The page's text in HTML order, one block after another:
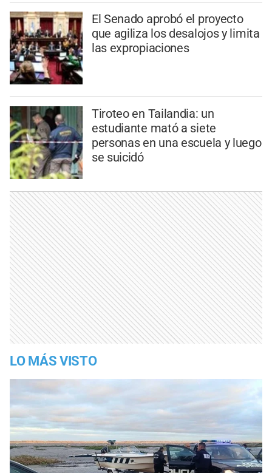
El Senado aprobó el proyecto
que agiliza los desalojos y limita
las expropiaciones
Tiroteo en Tailandia: un
estudiante mató a siete
personas en una escuela y luego
se suicidó
LO MÁS VISTO